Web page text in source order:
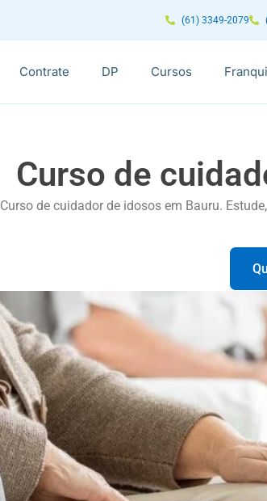
(61) 3349-2079
Contrate DP Cursos
Curso de
Curso de cuidador de idosos em Bauru.